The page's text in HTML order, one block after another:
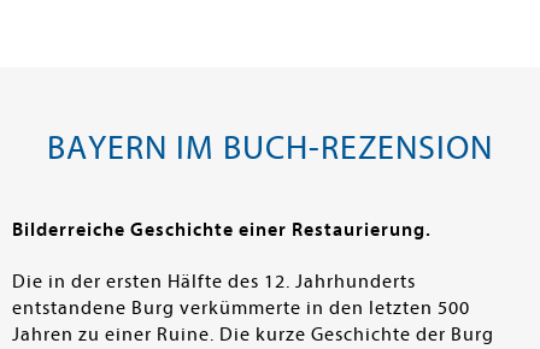
BAYERN IM BUCH-REZENSION
Bilderreiche Geschichte einer Restaurierung.
Die in der ersten Hälfte des 12. Jahrhunderts
entstandene Burg verkümmerte in den letzten 500
Jahren zu einer Ruine. Die kurze Geschichte der Burg